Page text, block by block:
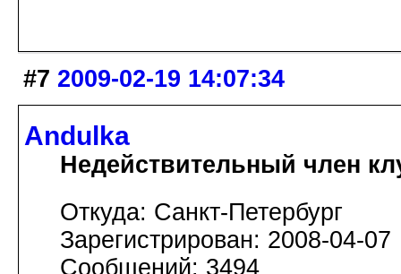
#7 2009-02-19 14:07:34
Andulka
Недействительный член
Откуда: Санкт-Петербург
Зарегистрирован: 2008-04-07
Сообщений: 3494